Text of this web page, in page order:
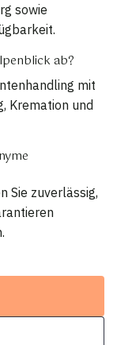
sowie
ab?
mit
Kremation und
Sie zuverlässig,